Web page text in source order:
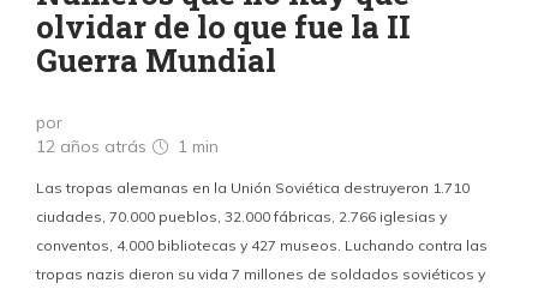
olvidar de lo que fue la II
Guerra Mundial
por
12 años atrás
1 min
Las tropas alemanas en la Unión Soviética destruyeron 1.710
ciudades, 70.000 pueblos, 32.000 fábricas, 2.766 iglesias y
conventos, 4.000 bibliotecas y 427 museos. Luchando contra las
tropas nazis dieron su vida 7 millones de soldados soviéticos y